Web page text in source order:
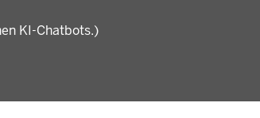
KI-Chatbots.)